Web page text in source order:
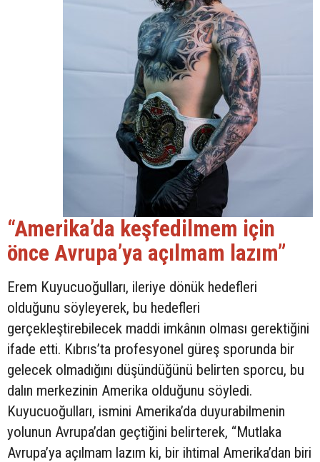
“Amerika’da keşfedilmem için
önce Avrupa’ya açılmam lazım”
Erem Kuyucuoğulları, ileriye dönük hedefleri
olduğunu söyleyerek, bu hedefleri
gerçekleştirebilecek maddi imkânın olması gerektiğini
ifade etti. Kıbrıs’ta profesyonel güreş sporunda bir
gelecek olmadığını düşündüğünü belirten sporcu, bu
dalın merkezinin Amerika olduğunu söyledi.
Kuyucuoğulları, ismini Amerika’da duyurabilmenin
yolunun Avrupa’dan geçtiğini belirterek, “Mutlaka
Avrupa’ya açılmam lazım ki, bir ihtimal Amerika’dan biri